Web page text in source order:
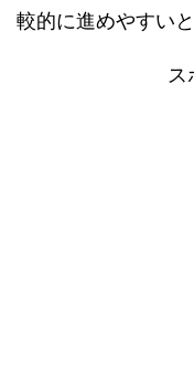
較的に進めやすい
ス